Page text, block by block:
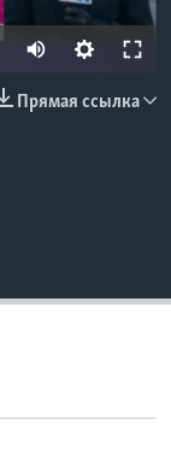
Прямая ссылка